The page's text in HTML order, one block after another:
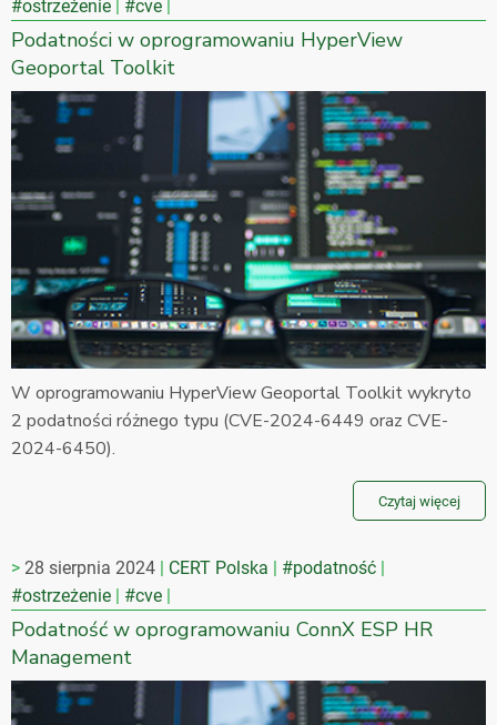
#ostrzeżenie
#cve
Podatności w oprogramowaniu HyperView
Geoportal Toolkit
W oprogramowaniu HyperView Geoportal Toolkit wykryto
2 podatności różnego typu (CVE-2024-6449 oraz CVE-
2024-6450).
Czytaj więcej
28 sierpnia 2024 CERT Polska
#podatność
#ostrzeżenie
#cve
Podatność w oprogramowaniu ConnX ESP HR
Management